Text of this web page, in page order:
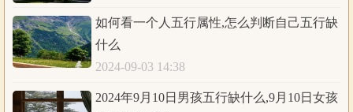
7. 午时（中午11点至下午1点）——火
午时同样属于火的五行属性，具有与巳时相似的意义。此时
午餐。
如何看一个人五行属性,怎么判断自己五行缺
什么
2024-09-03 14:38
2024年9月10日男孩五行缺什么,9月10日女孩